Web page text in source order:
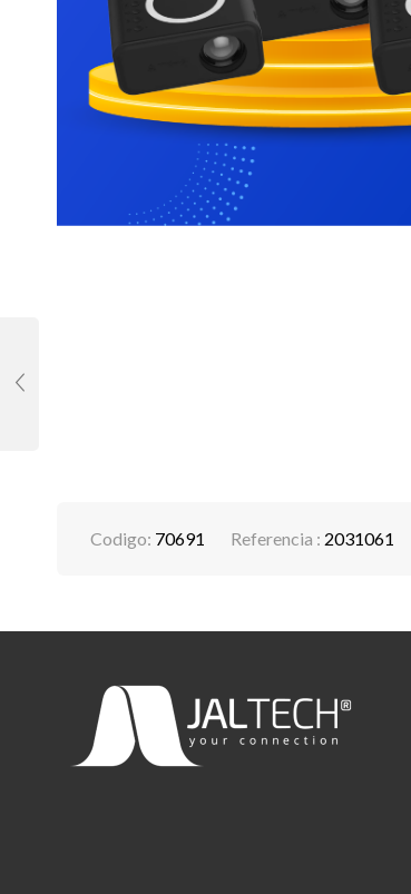
Codigo: 70691 Referencia : 2031061